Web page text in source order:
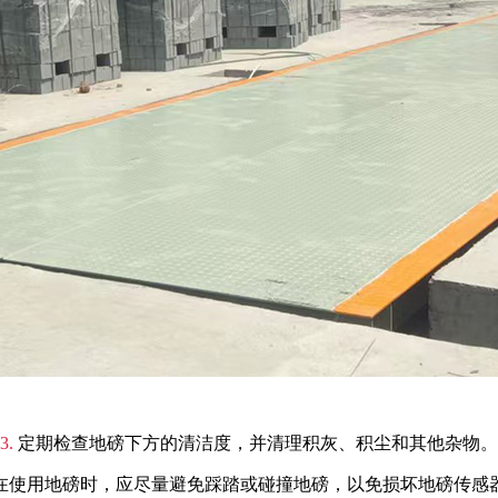
3. 定期检查地磅下方的清洁度，并清理积灰、积尘和其他杂物。
使用地磅时，应尽量避免踩踏或碰撞地磅，以免损坏地磅传感